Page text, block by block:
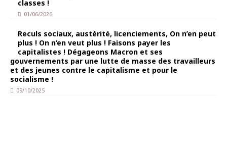
classes !
01/06/2026
Reculs sociaux, austérité, licenciements, On n’en peut
plus ! On n’en veut plus ! Faisons payer les
capitalistes ! Dégageons Macron et ses
gouvernements par une lutte de masse des travailleurs
et des jeunes contre le capitalisme et pour le
socialisme !
09/10/2025